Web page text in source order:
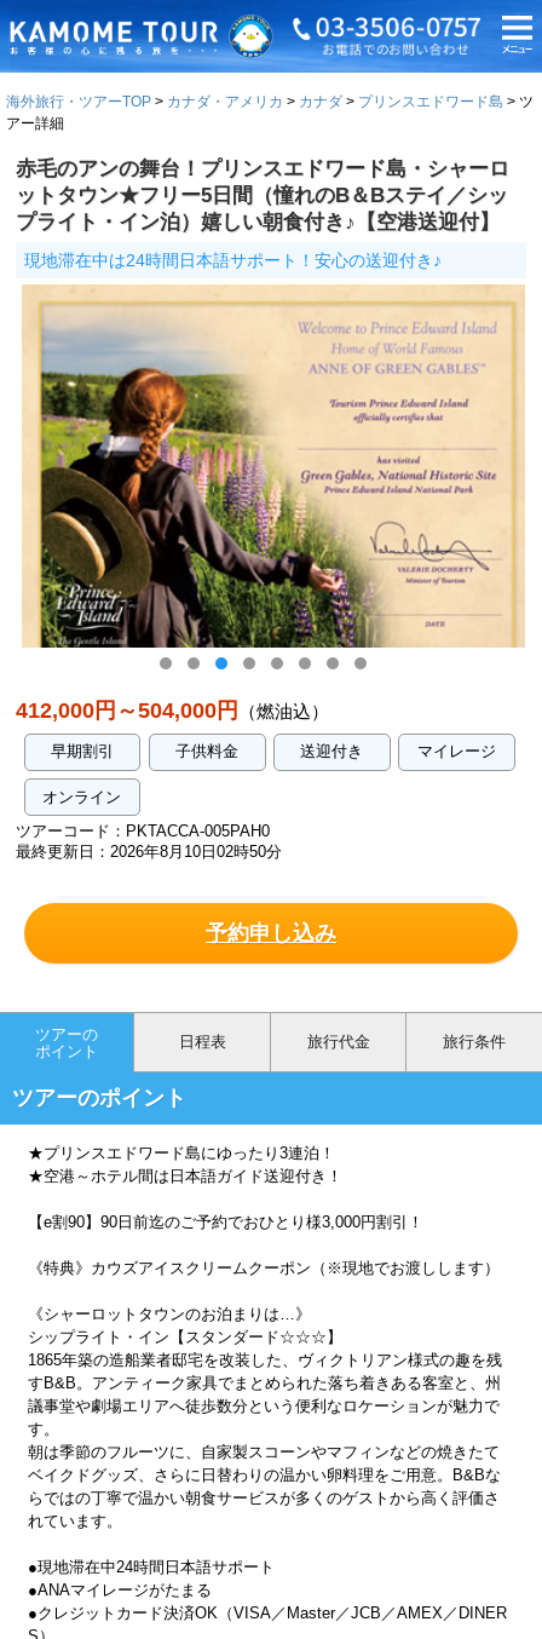
海外旅行・ツアーTOP カナダ・アメリカ カナダ プリンスエドワード島
ツ
アー詳細
赤毛のアンの舞台！プリンスエドワード島・シャーロ
ットタウン★フリー5日間（憧れのB＆Bステイ／シッ
プライト・イン泊）嬉しい朝食付き♪【空港送迎付】
現地滞在中は24時間日本語サポート！安心の送迎付き♪
412,000円～504,000円 （燃油込）
早期割引 子供料金 送迎付き マイレージ
オンライン
ツアーコード：PKTACCA-005PAH0
最終更新日：2026年8月10日02時50分
予約申し込み
ツアーの
ポイント
日程表 旅行代金 旅行条件
ツアーのポイント
★プリンスエドワード島にゆったり3連泊！
★空港～ホテル間は日本語ガイド送迎付き！
【e割90】90日前迄のご予約でおひとり様3,000円割引！
《特典》カウズアイスクリームクーポン（※現地でお渡しします）
《シャーロットタウンのお泊まりは…》
シップライト・イン【スタンダード☆☆☆】
1865年築の造船業者邸宅を改装した、ヴィクトリアン様式の趣を残
すB&B。アンティーク家具でまとめられた落ち着きある客室と、州
議事堂や劇場エリアへ徒歩数分という便利なロケーションが魅力で
す。
朝は季節のフルーツに、自家製スコーンやマフィンなどの焼きたて
ベイクドグッズ、さらに日替わりの温かい卵料理をご用意。B&Bな
らではの丁寧で温かい朝食サービスが多くのゲストから高く評価さ
れています。
●現地滞在中24時間日本語サポート
●ANAマイレージがたまる
●クレジットカード決済OK（VISA／Master／JCB／AMEX／DINER